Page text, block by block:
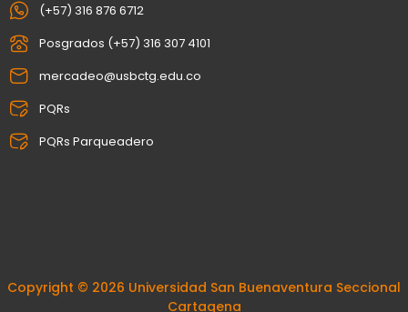
(+57) 316 876 6712
Posgrados (+57) 316 307 4101
mercadeo@usbctg.edu.co
PQRs
PQRs Parqueadero
Copyright © 2026 Universidad San Buenaventura Seccional
Cartagena